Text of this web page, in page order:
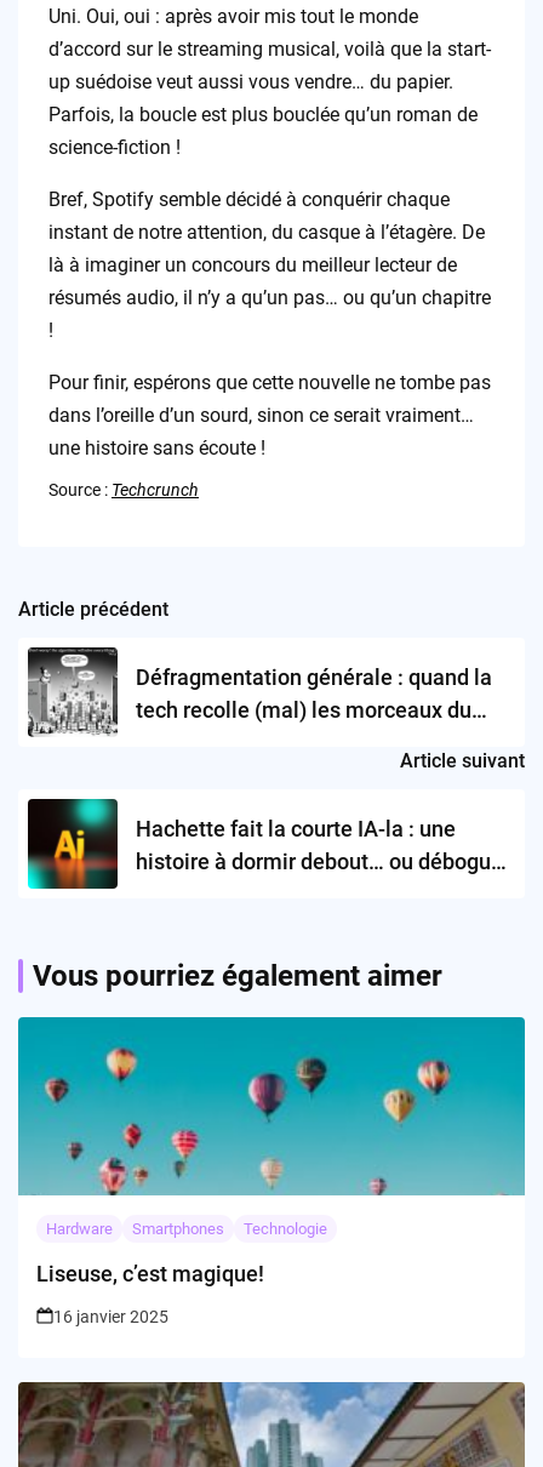
Uni. Oui, oui : après avoir mis tout le monde
d’accord sur le streaming musical, voilà que la start-
up suédoise veut aussi vous vendre… du papier.
Parfois, la boucle est plus bouclée qu’un roman de
science-fiction !
Bref, Spotify semble décidé à conquérir chaque
instant de notre attention, du casque à l’étagère. De
là à imaginer un concours du meilleur lecteur de
résumés audio, il n’y a qu’un pas… ou qu’un chapitre
!
Pour finir, espérons que cette nouvelle ne tombe pas
dans l’oreille d’un sourd, sinon ce serait vraiment…
une histoire sans écoute !
Source : Techcrunch
Post
navigation
Article précédent
Défragmentation générale : quand la
tech recolle (mal) les morceaux du
Article suivant
Hachette fait la courte IA-la : une
histoire à dormir debout… ou déboguer
Vous pourriez également aimer
Hardware Smartphones Technologie
Liseuse, c’est magique!
16 janvier 2025